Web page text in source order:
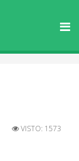
VISTO: 1573